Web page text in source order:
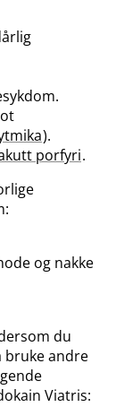
).
porfyri.
og nakke
du
bruke andre
Viatris: